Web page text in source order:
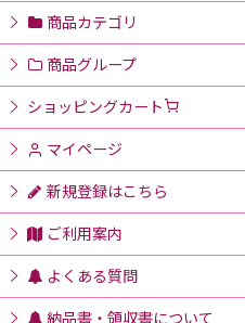
商品カテゴリ
商品グループ
ショッピングカート
マイページ
新規登録はこちら
ご利用案内
よくある質問
納品書・領収書について